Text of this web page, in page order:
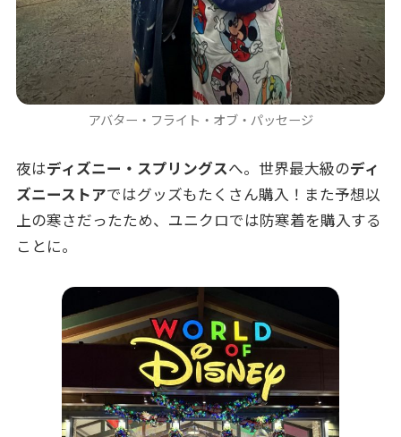
アバター・フライト・オブ・パッセージ
夜はディズニー・スプリングスへ。世界最大級のディ
ズニーストアではグッズもたくさん購入！また予想以
上の寒さだったため、ユニクロでは防寒着を購入する
ことに。